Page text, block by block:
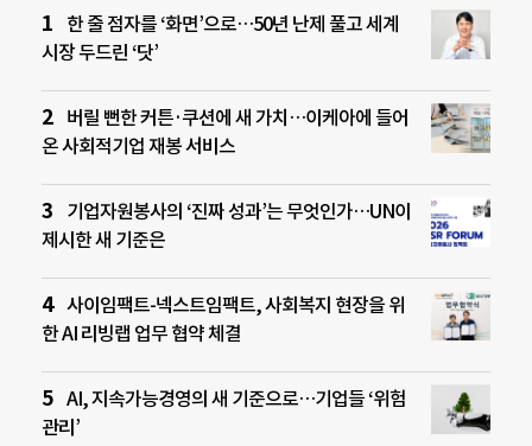
한 줄 점자를 ‘화면’으로…50년 난제 풀고 세계
시장 두드린 ‘닷’
버릴 뻔한 커튼·쿠션에 새 가치…이케아에 들어
온 사회적기업 재봉 서비스
기업자원봉사의 ‘진짜 성과’는 무엇인가…UN이
제시한 새 기준은
사이임팩트-넥스트임팩트, 사회복지 현장을 위
한 AI 리빙랩 업무 협약 체결
AI, 지속가능경영의 새 기준으로…기업들 ‘위험
관리’